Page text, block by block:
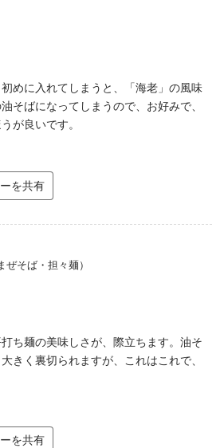
めに入れてしまうと、「海老」の風味
そばになってしまうので、お好みで、
が良いです。
を共有
そば・担々麺）
ち麺の美味しさが、際立ちます。油そ
きく裏切られますが、これはこれで、
を共有